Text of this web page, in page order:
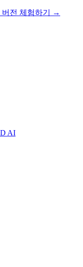
버전 체험하기 →
AI